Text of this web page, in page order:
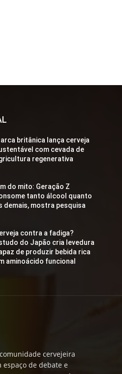
britânica lança cerveja
com cevada de
regenerativa
do mito: Geração Z
tanto álcool quanto
demais, mostra pesquisa
contra a fadiga?
do Japão cria levedura
de produzir bebida rica
aminoácido funcional
cervejeira
de debate e